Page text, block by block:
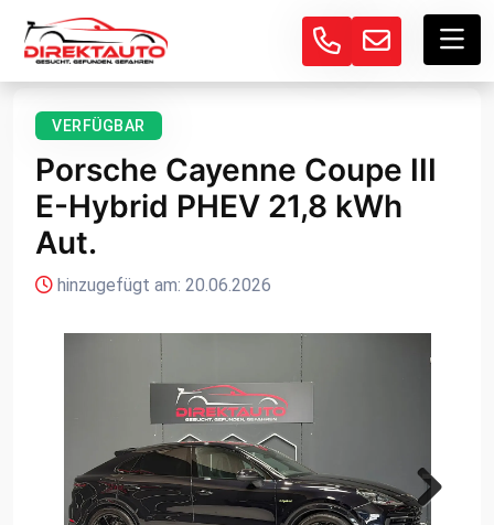
VERFÜGBAR
Porsche Cayenne Coupe III
E-Hybrid PHEV 21,8 kWh
Aut.
hinzugefügt am: 20.06.2026